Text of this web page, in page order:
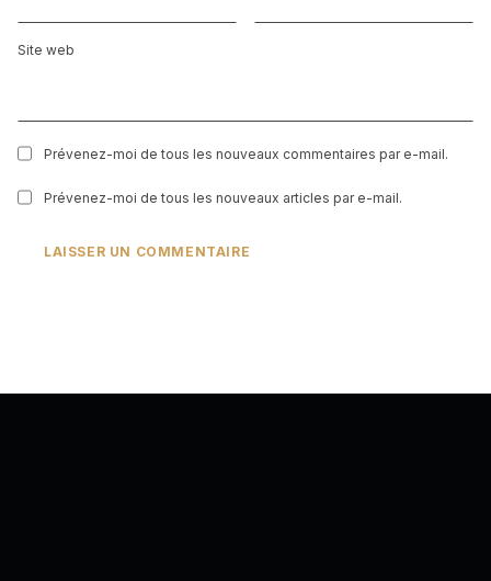
Site web
Prévenez-moi de tous les nouveaux commentaires par e-mail.
Prévenez-moi de tous les nouveaux articles par e-mail.